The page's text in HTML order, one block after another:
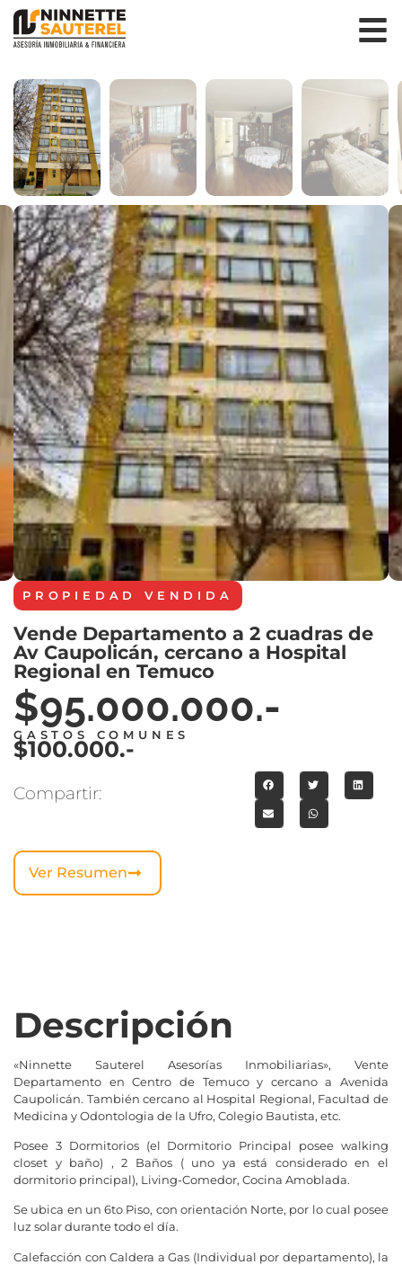
PROPIEDADVENDIDA
Vende Departamento a 2 cuadras de
Av Caupolicán, cercano a Hospital
Regional en Temuco
$95.000.000.-
GASTOS COMUNES
$100.000.-
Compartir:
Ver Resumen
Descripción
«Ninnette Sauterel Asesorías Inmobiliarias», Vente
Departamento en Centro de Temuco y cercano a Avenida
Caupolicán. También cercano al Hospital Regional, Facultad de
Medicina y Odontologia de la Ufro, Colegio Bautista, etc.
Posee 3 Dormitorios (el Dormitorio Principal posee walking
closet y baño) , 2 Baños ( uno ya está considerado en el
dormitorio principal), Living-Comedor, Cocina Amoblada.
Se ubica en un 6to Piso, con orientación Norte, por lo cual posee
luz solar durante todo el día.
Calefacción con Caldera a Gas (Individual por departamento), la